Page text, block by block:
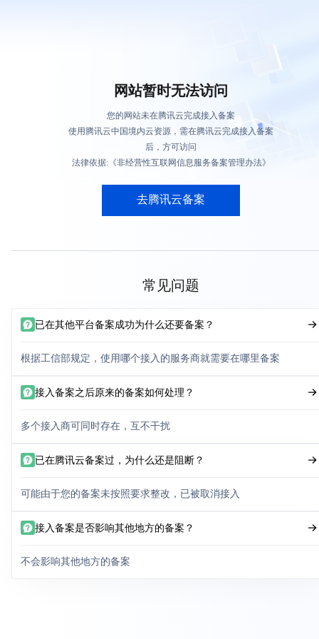
网站暂时无法访问
您的网站未在腾讯云完成接入备案
使用腾讯云中国境内云资源，需在腾讯云完成接入备案
后，方可访问
法律依据:《非经营性互联网信息服务备案管理办法》
去腾讯云备案
常见问题
已在其他平台备案成功为什么还要备案？
根据工信部规定，使用哪个接入的服务商就需要在哪里备案
接入备案之后原来的备案如何处理？
多个接入商可同时存在，互不干扰
已在腾讯云备案过，为什么还是阻断？
可能由于您的备案未按照要求整改，已被取消接入
接入备案是否影响其他地方的备案？
不会影响其他地方的备案